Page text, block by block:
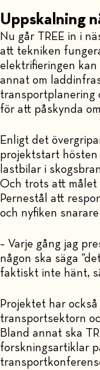
Uppskalning
Nu går TREE in i
att tekniken
elektrifieringen
annat om
transportplanering
för att påskynda
Enligt det
projektstart hösten
lastbilar i
Och trots att målet
Pernestål att
och nyfiken
– Varje gång jag
någon ska säga
faktiskt inte hänt,
Projektet har
transportsektorn
Bland annat ska
forskningsartiklar